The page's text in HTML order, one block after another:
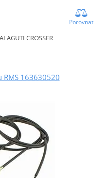
Porovnat
CROSSER
RMS 163630520